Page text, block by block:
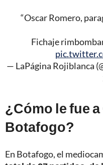
“Oscar Romero,
Fichaje
— LaPágina Rojiblanca
¿Cómo le fue
Botafogo?
En Botafogo, el